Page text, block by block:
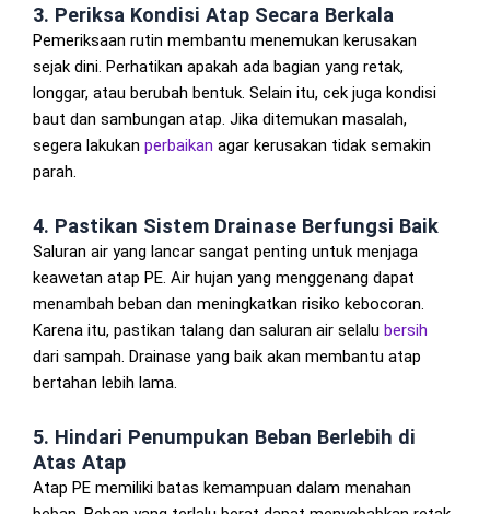
3. Periksa Kondisi Atap Secara Berkala
Pemeriksaan rutin membantu menemukan kerusakan
sejak dini. Perhatikan apakah ada bagian yang retak,
longgar, atau berubah bentuk. Selain itu, cek juga kondisi
baut dan sambungan atap. Jika ditemukan masalah,
segera lakukan perbaikan agar kerusakan tidak semakin
parah.
4. Pastikan Sistem Drainase Berfungsi Baik
Saluran air yang lancar sangat penting untuk menjaga
keawetan atap PE. Air hujan yang menggenang dapat
menambah beban dan meningkatkan risiko kebocoran.
Karena itu, pastikan talang dan saluran air selalu bersih
dari sampah. Drainase yang baik akan membantu atap
bertahan lebih lama.
5. Hindari Penumpukan Beban Berlebih di
Atas Atap
Atap PE memiliki batas kemampuan dalam menahan